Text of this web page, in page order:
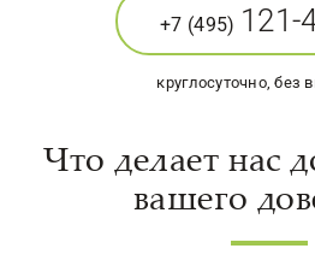
+7 (495) 121-
круглосуточно, без
Что делает нас
вашего